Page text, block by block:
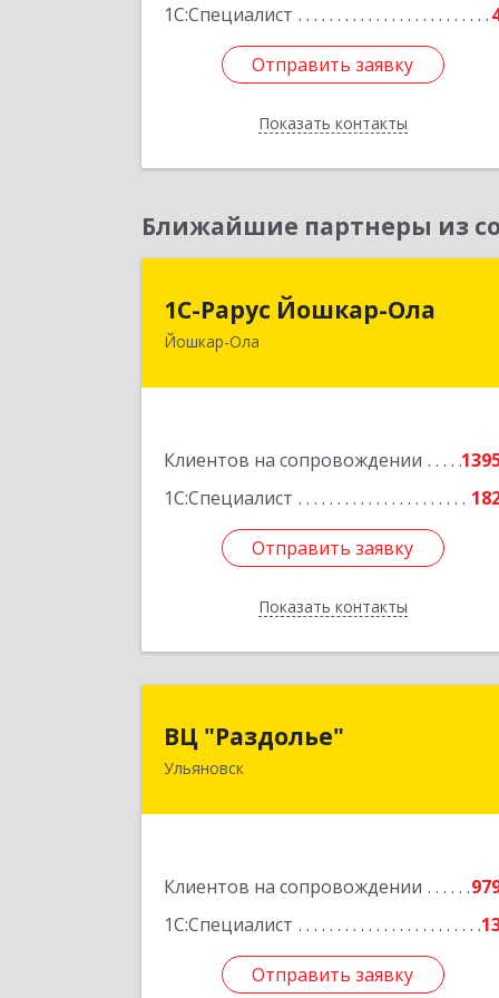
1С:Специалист
Отправить заявку
Показать контакты
Отправить заявку
Назад
Ближайшие партнеры из
1С-Рарус Йошкар-Ола
Йошкар-Ола
Клиентов на сопровождении
1С:Специалист
Отправить заявку
Показать контакты
1С-Рарус Йошкар-Ола
424004, Марий Эл Респ, Йошкар-Ола г,
Отправить заявку
Назад
ВЦ "Раздолье"
Ульяновск
Клиентов на сопровождении
1С:Специалист
Отправить заявку
432001, Ульяновская обл, Ульяновск г,
Отправить заявку